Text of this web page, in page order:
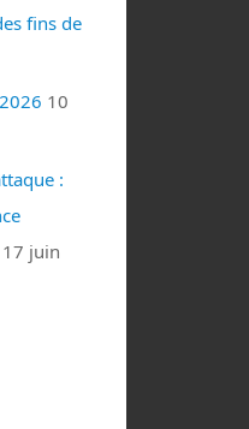
fins de
10
:
17 juin